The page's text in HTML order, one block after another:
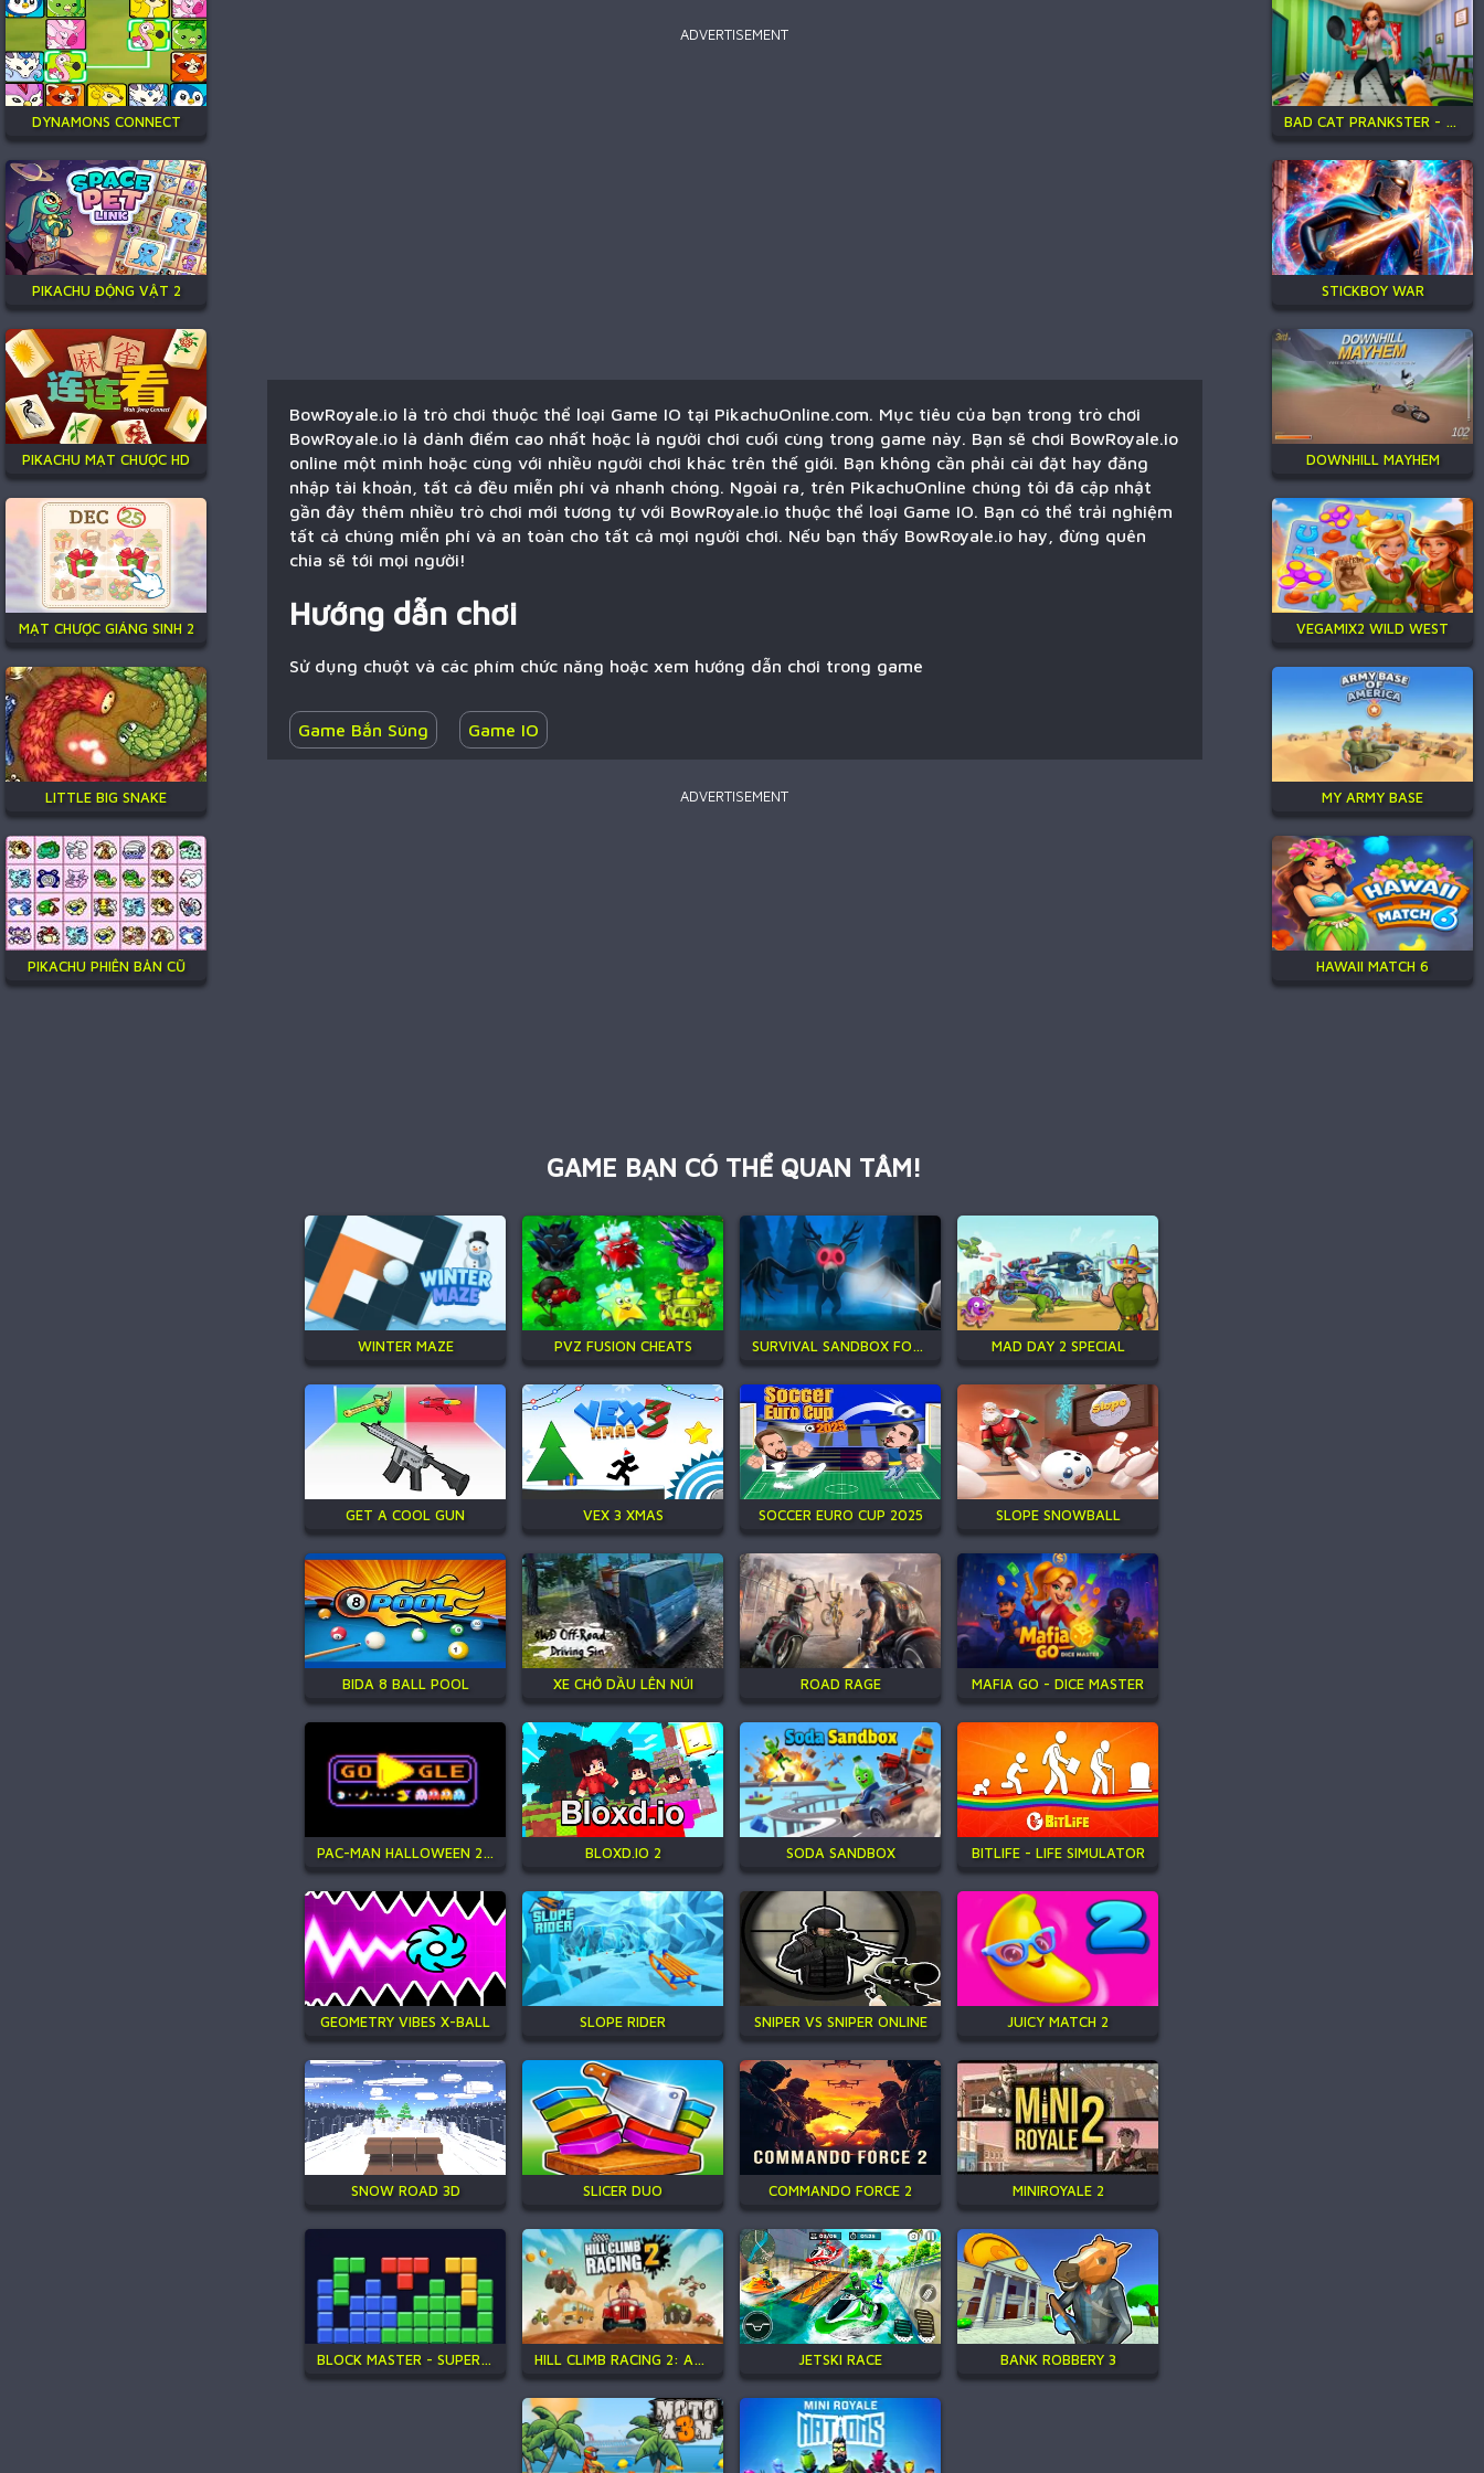
DYNAMONS CONNECT
PIKACHU ĐỘNG VẬT 2
PIKACHU MẠT CHƯỢC HD
MẠT CHƯỢC GIÁNG SINH 2
LITTLE BIG SNAKE
PIKACHU PHIÊN BẢN CŨ
ADVERTISEMENT
BowRoyale.io là trò chơi thuộc thể loại Game IO tại PikachuOnline.com. Mục tiêu của bạn trong trò chơi
BowRoyale.io là dành điểm cao nhất hoặc là người chơi cuối cùng trong game này. Bạn sẽ chơi BowRoyale.io
online một mình hoặc cùng với nhiều người chơi khác trên thế giới. Bạn không cần phải cài đặt hay đăng
nhập tài khoản, tất cả đều miễn phí và nhanh chóng. Ngoài ra, trên PikachuOnline chúng tôi đã cập nhật
gần đây thêm nhiều trò chơi mới tương tự với BowRoyale.io thuộc thể loại Game IO. Bạn có thể trải nghiệm
tất cả chúng miễn phí và an toàn cho tất cả mọi người chơi. Nếu bạn thấy BowRoyale.io hay, đừng quên
chia sẽ tới mọi người!
Hướng dẫn chơi
Sử dụng chuột và các phím chức năng hoặc xem hướng dẫn chơi trong game
Game Bắn Súng Game IO
ADVERTISEMENT
GAME BẠN CÓ THỂ QUAN TÂM!
WINTER MAZE PVZ FUSION CHEATS SURVIVAL SANDBOX FOR 99 NIGHTS MAD DAY 2 SPECIAL
GET A COOL GUN VEX 3 XMAS SOCCER EURO CUP 2025 SLOPE SNOWBALL
BIDA 8 BALL POOL XE CHỞ DẦU LÊN NÚI ROAD RAGE MAFIA GO - DICE MASTER
PAC-MAN HALLOWEEN 2025 BLOXD.IO 2 SODA SANDBOX BITLIFE - LIFE SIMULATOR
GEOMETRY VIBES X-BALL SLOPE RIDER SNIPER VS SNIPER ONLINE JUICY MATCH 2
SNOW ROAD 3D SLICER DUO COMMANDO FORCE 2 MINIROYALE 2
BLOCK MASTER - SUPER PUZZLE HILL CLIMB RACING 2: ADVENTURE JETSKI RACE BANK ROBBERY 3
BAD CAT PRANKSTER - MOM IS RETURN
STICKBOY WAR
DOWNHILL MAYHEM
VEGAMIX2 WILD WEST
MY ARMY BASE
HAWAII MATCH 6